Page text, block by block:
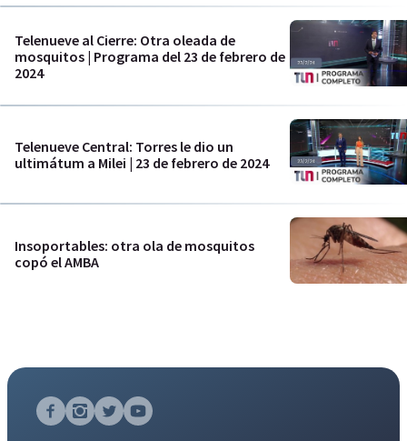
Telenueve al Cierre: Otra oleada de
mosquitos | Programa del 23 de febrero de
2024
Telenueve Central: Torres le dio un
ultimátum a Milei | 23 de febrero de 2024
Insoportables: otra ola de mosquitos
copó el AMBA